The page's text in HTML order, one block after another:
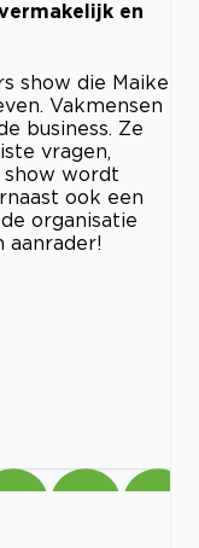
en
show die Maike
Vakmensen
business. Ze
vragen,
wordt
ook een
organisatie
aanrader!